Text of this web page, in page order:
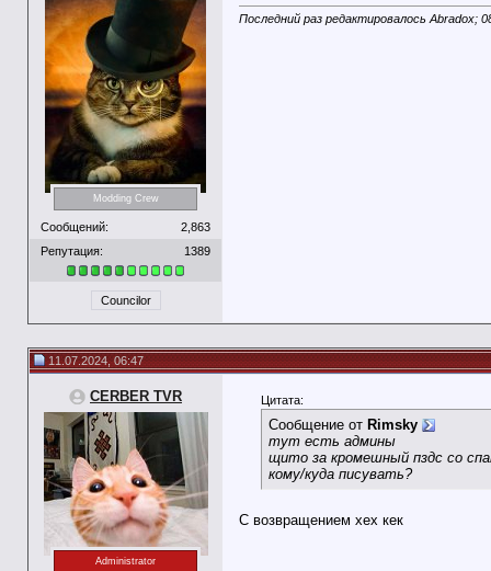
Modding Crew
Сообщений:
2,863
Репутация:
1389
Councilor
Последний раз редактировалось Abradox;
11.07.2024, 06:47
CERBER TVR
Administrator
Цитата:
Сообщение от Rimsky
тут есть админы
щито за кромешный пздс со
кому/куда писувать?
С возвращением хех кек